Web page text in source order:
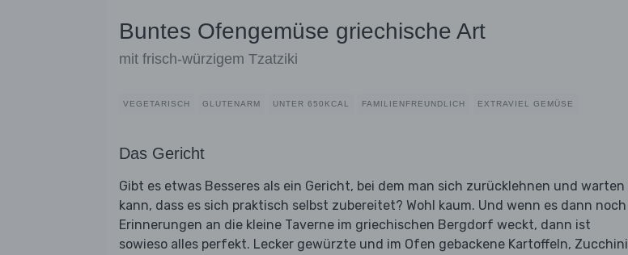
Buntes Ofengemüse griechische Art
mit frisch-würzigem Tzatziki
VEGETARISCH GLUTENARM UNTER 650KCAL FAMILIENFREUNDLICH EXTRAVIEL GEMÜSE
Das Gericht
Gibt es etwas Besseres als ein Gericht, bei dem man sich zurücklehnen und warten
kann, dass es sich praktisch selbst zubereitet? Wohl kaum. Und wenn es dann noch
Erinnerungen an die kleine Taverne im griechischen Bergdorf weckt, dann ist
sowieso alles perfekt. Lecker gewürzte und im Ofen gebackene Kartoffeln, Zucchini